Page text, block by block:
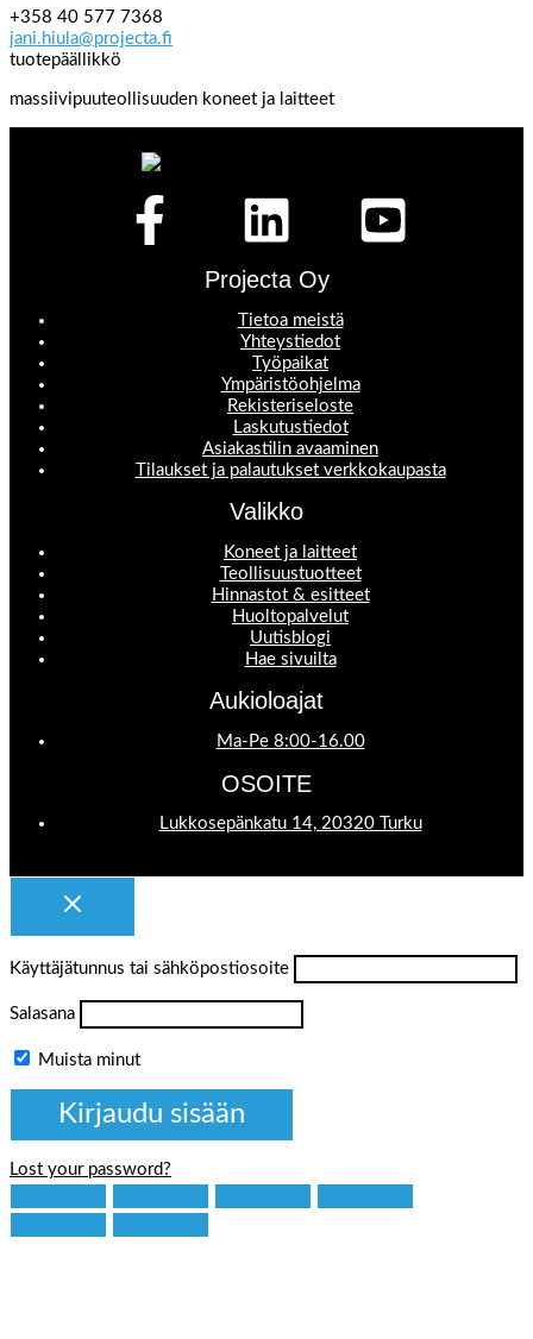
+358 40 577 7368
jani.hiula@projecta.fi
tuotepäällikkö
massiivipuuteollisuuden koneet ja laitteet
Projecta Oy
Tietoa meistä
Yhteystiedot
Työpaikat
Ympäristöohjelma
Rekisteriseloste
Laskutustiedot
Asiakastilin avaaminen
Tilaukset ja palautukset verkkokaupasta
Valikko
Koneet ja laitteet
Teollisuustuotteet
Hinnastot & esitteet
Huoltopalvelut
Uutisblogi
Hae sivuilta
Aukioloajat
Ma-Pe 8:00-16.00
OSOITE
Lukkosepänkatu 14, 20320 Turku
Käyttäjätunnus tai sähköpostiosoite
Salasana
Muista minut
Lost your password?